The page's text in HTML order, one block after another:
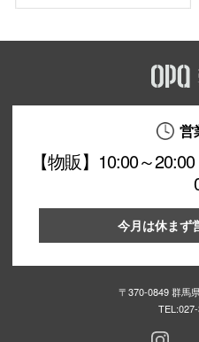
営
【物販】10:00～
今月は休まず
〒370-0849 群馬
TEL: